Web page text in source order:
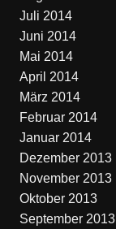
Juli 2014
Juni 2014
Mai 2014
April 2014
März 2014
Februar 2014
Januar 2014
Dezember 2013
November 2013
Oktober 2013
September 2013